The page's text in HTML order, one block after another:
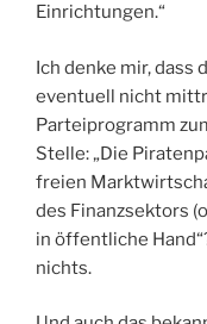
Einrichtungen.“
Ich denke mir, dass
eventuell nicht
Parteiprogramm
Stelle: „Die
freien
des Finanzsektors
in öffentliche
nichts.